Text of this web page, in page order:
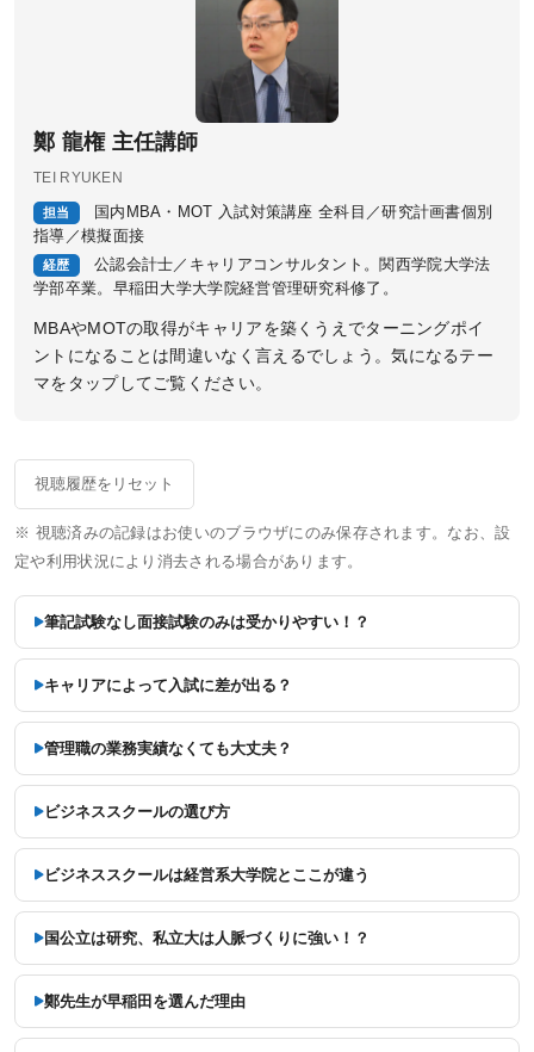
お問い合わせ
KALSをはじめる
受講までの流れ
個別受講相談
各種申込
WEB申込
窓口申込
資料請求
システム環境
WEBサイトご利用環境
eラーニング推奨環境
テストバンク・テストエンジン推奨環境
利用規約
鄭 龍権 主任講師
TEI RYUKEN
担当
国内MBA・MOT 入試対策講座 全科目／研究計画書個別
指導／模擬面接
経歴
公認会計士／キャリアコンサルタント。関西学院大学法
学部卒業。早稲田大学大学院経営管理研究科修了。
MBAやMOTの取得がキャリアを築くうえでターニングポイ
ントになることは間違いなく言えるでしょう。気になるテー
マをタップしてご覧ください。
視聴履歴をリセット
※ 視聴済みの記録はお使いのブラウザにのみ保存されます。なお、設
定や利用状況により消去される場合があります。
筆記試験なし面接試験のみは受かりやすい！？
キャリアによって入試に差が出る？
管理職の業務実績なくても大丈夫？
ビジネススクールの選び方
ビジネススクールは経営系大学院とここが違う
国公立は研究、私立大は人脈づくりに強い！？
鄭先生が早稲田を選んだ理由